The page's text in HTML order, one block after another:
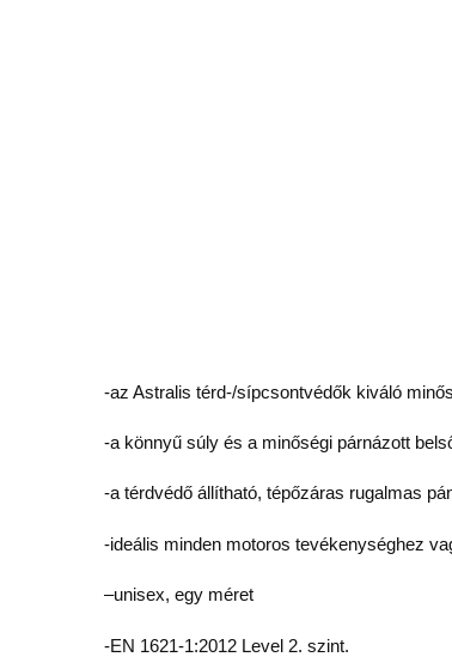
-az Astralis térd-/sípcsontvédők kiváló
-a könnyű súly és a minőségi párnázott
-a térdvédő állítható, tépőzáras rugalmas
-ideális minden motoros tevékenységhez
–unisex, egy méret
-EN 1621-1:2012 Level 2. szint.